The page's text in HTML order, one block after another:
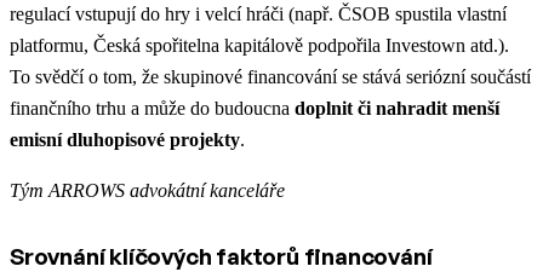
regulací vstupují do hry i velcí hráči (např. ČSOB spustila vlastní
platformu, Česká spořitelna kapitálově podpořila Investown atd.​).
To svědčí o tom, že skupinové financování se stává seriózní součástí
finančního trhu a může do budoucna doplnit či nahradit menší
emisní dluhopisové projekty​.
Tým ARROWS advokátní kanceláře
Srovnání klíčových faktorů financování